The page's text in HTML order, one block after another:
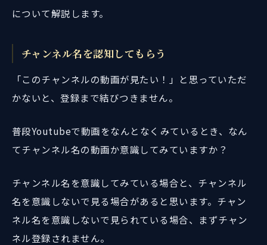
について解説します。
チャンネル名を認知してもらう
「このチャンネルの動画が見たい！」と思っていただ
かないと、登録まで結びつきません。
普段Youtubeで動画をなんとなくみているとき、なん
てチャンネル名の動画か意識してみていますか？
チャンネル名を意識してみている場合と、チャンネル
名を意識しないで見る場合があると思います。チャン
ネル名を意識しないで見られている場合、まずチャン
ネル登録されません。